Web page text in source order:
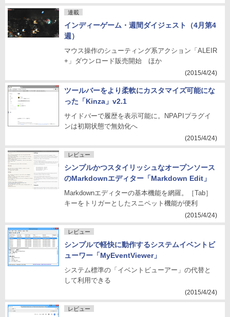
連載
インディーゲーム・週間ダイジェスト（4月第4
週）
マウス操作のシューティング系アクション「ALEIR
+」ダウンロード販売開始 ほか
(2015/4/24)
ツールバーをより柔軟にカスタマイズ可能にな
った「Kinza」v2.1
サイドバーで履歴を表示可能に。NPAPIプラグイ
ンは初期状態で無効化へ
(2015/4/24)
レビュー
シンプルかつスタイリッシュなオープンソース
のMarkdownエディター「Markdown Edit」
Markdownエディターの基本機能を網羅。［Tab］
キーをトリガーとしたスニペット機能が便利
(2015/4/24)
レビュー
シンプルで軽快に動作するシステムイベントビ
ューワー「MyEventViewer」
システム標準の「イベントビューアー」の代替と
して利用できる
(2015/4/24)
レビュー